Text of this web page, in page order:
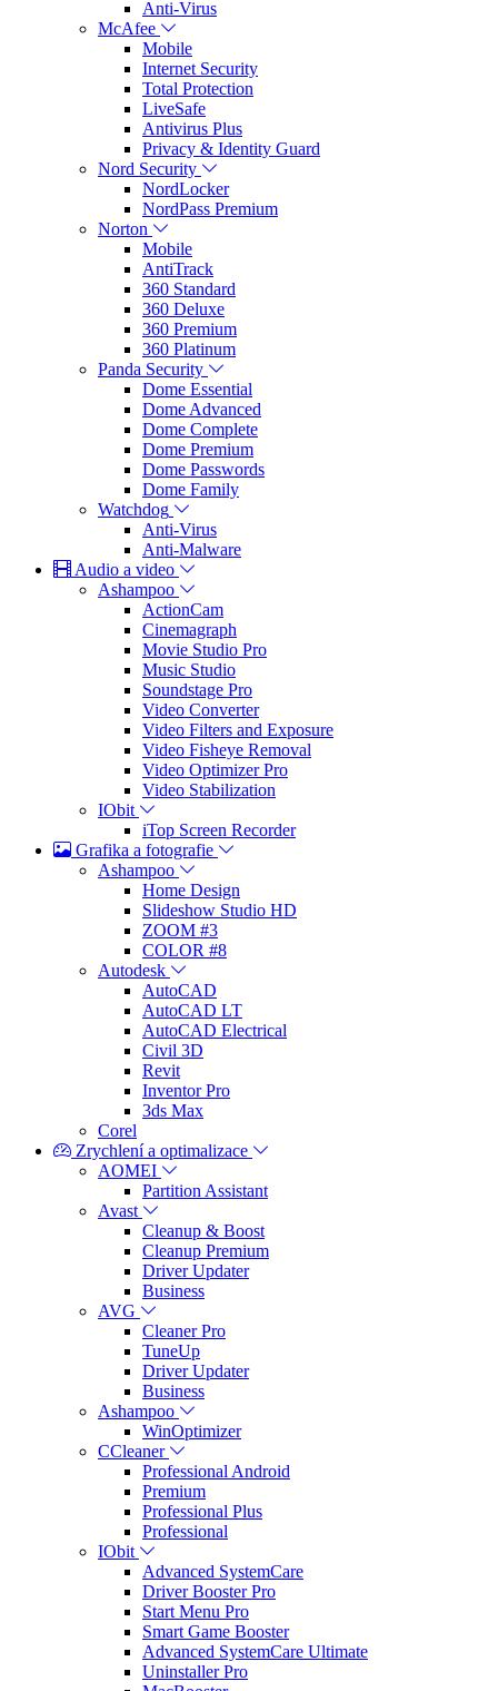
Anti-Virus
McAfee
Mobile
Internet Security
Total Protection
LiveSafe
Antivirus Plus
Privacy & Identity Guard
Nord Security
NordLocker
NordPass Premium
Norton
Mobile
AntiTrack
360 Standard
360 Deluxe
360 Premium
360 Platinum
Panda Security
Dome Essential
Dome Advanced
Dome Complete
Dome Premium
Dome Passwords
Dome Family
Watchdog
Anti-Virus
Anti-Malware
Audio a video
Ashampoo
ActionCam
Cinemagraph
Movie Studio Pro
Music Studio
Soundstage Pro
Video Converter
Video Filters and Exposure
Video Fisheye Removal
Video Optimizer Pro
Video Stabilization
IObit
iTop Screen Recorder
Grafika a fotografie
Ashampoo
Home Design
Slideshow Studio HD
ZOOM #3
COLOR #8
Autodesk
AutoCAD
AutoCAD LT
AutoCAD Electrical
Civil 3D
Revit
Inventor Pro
3ds Max
Corel
Zrychlení a optimalizace
AOMEI
Partition Assistant
Avast
Cleanup & Boost
Cleanup Premium
Driver Updater
Business
AVG
Cleaner Pro
TuneUp
Driver Updater
Business
Ashampoo
WinOptimizer
CCleaner
Professional Android
Premium
Professional Plus
Professional
IObit
Advanced SystemCare
Driver Booster Pro
Start Menu Pro
Smart Game Booster
Advanced SystemCare Ultimate
Uninstaller Pro